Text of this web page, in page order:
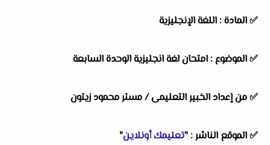
✅المادة : اللغة الإنجليزية
✅الموضوع : امتحان لغة انجليزية الوحدة السابعة
✅من إعداد الخبير التعليمى /مستر محمود زيتون
✅الموقع الناشر : "تعليمك أونلاين"